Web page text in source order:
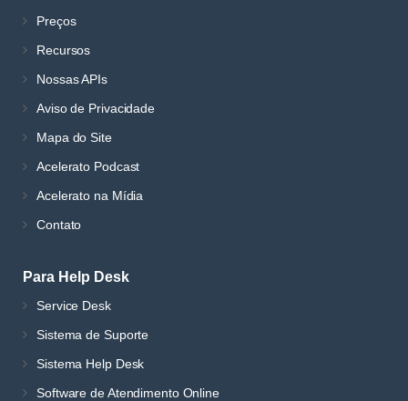
Preços
Recursos
Nossas APIs
Aviso de Privacidade
Mapa do Site
Acelerato Podcast
Acelerato na Mídia
Contato
Para Help Desk
Service Desk
Sistema de Suporte
Sistema Help Desk
Software de Atendimento Online